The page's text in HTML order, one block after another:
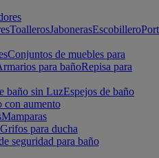
ToallerosJabonerasEscobillero
Conjuntos de muebles para
para bañoRepisa para
baño sin LuzEspejos de baño
con aumento
Mamparas
Grifos para ducha
seguridad para baño